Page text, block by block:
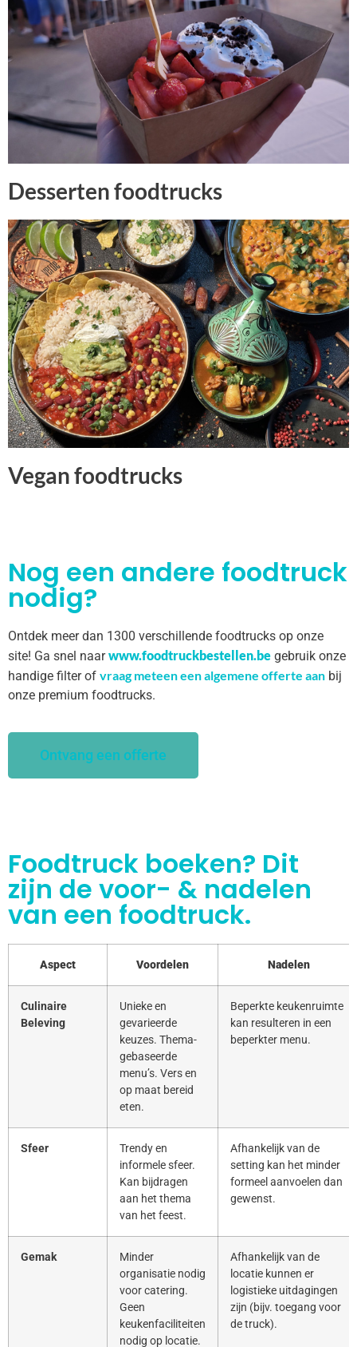
Desserten foodtrucks
Vegan foodtrucks
Nog een andere foodtruck
nodig?
Ontdek meer dan 1300 verschillende foodtrucks op onze
site! Ga snel naarwww.foodtruckbestellen.be gebruik onze
handige filter of vraag meteen een algemene offerte aan bij
onze premium foodtrucks.
Ontvang een offerte
Foodtruck boeken? Dit
zijn de voor- & nadelen
van een foodtruck.
Aspect Voordelen Nadelen
Culinaire
Beleving
Unieke en
gevarieerde
keuzes. Thema-
gebaseerde
menu’s. Vers en
op maat bereid
eten.
Beperkte keukenruimte
kan resulteren in een
beperkter menu.
Sfeer
Trendy en
informele sfeer.
Kan bijdragen
aan het thema
van het feest.
Afhankelijk van de
setting kan het minder
formeel aanvoelen dan
gewenst.
Gemak
Minder
organisatie nodig
voor catering.
Geen
keukenfaciliteiten
nodig op locatie.
Afhankelijk van de
locatie kunnen er
logistieke uitdagingen
zijn (bijv. toegang voor
de truck).